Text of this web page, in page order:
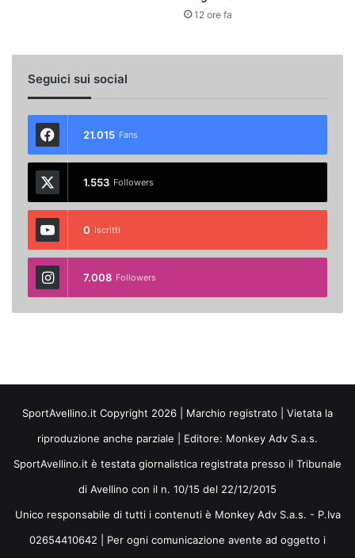
12 ore fa
Seguici sui social
21.015 Fans
1.553 Followers
0 Iscritti
7.008 Followers
SportAvellino.it Copyright 2026 | Marchio registrato | Vietata la
riproduzione anche parziale | Editore: Monkey Adv S.a.s.
SportAvellino.it è testata giornalistica registrata presso il Tribunale
di Avellino con il n. 10/15 del 22/12/2015
Unico responsabile di tutti i contenuti è Monkey Adv S.a.s. - P.Iva
02654410642 | Per ogni comunicazione avente ad oggetto i